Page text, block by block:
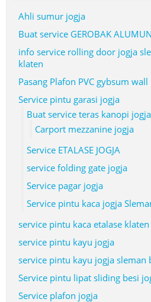
Ahli sumur jogja
Buat service GEROBAK
info service rolling door jogja
klaten
Pasang Plafon PVC gybsum
Service pintu garasi jogja
Buat service teras kanopi jogja
Carport mezzanine jogja
Service ETALASE JOGJA
service folding gate jogja
Service pagar jogja
Service pintu kaca jogja
service pintu kaca etalase klaten
service pintu kayu jogja
service pintu kayu jogja sleman
Service pintu lipat sliding besi
Service plafon jogja